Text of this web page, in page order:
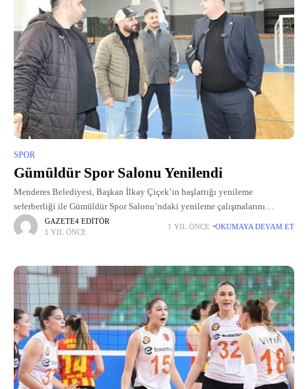
SPOR
Gümüldür Spor Salonu Yenilendi
Menderes Belediyesi, Başkan İlkay Çiçek’in başlattığı yenileme
seferberliği ile Gümüldür Spor Salonu’ndaki yenileme çalışmalarını
tamamladı.GAZETE4 EDITÖR
1 YIL ÖNCE
1 YIL ÖNCE OKUMAYA DEVAM ET